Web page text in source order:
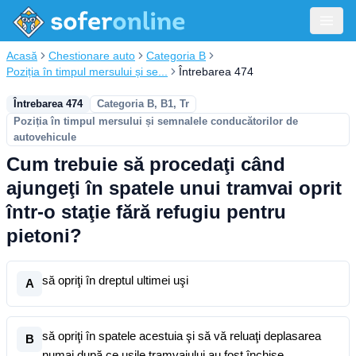
Acasă Chestionare auto
Categoria B
Poziția în timpul mersului și se...
Întrebarea 474
Întrebarea 474
Categoria B, B1, Tr
Poziția în timpul mersului și semnalele conducătorilor de
autovehicule
Cum trebuie să procedaţi când
ajungeţi în spatele unui tramvai oprit
într-o staţie fără refugiu pentru
pietoni?
A să opriţi în dreptul ultimei uşi
B
să opriţi în spatele acestuia şi să vă reluaţi deplasarea